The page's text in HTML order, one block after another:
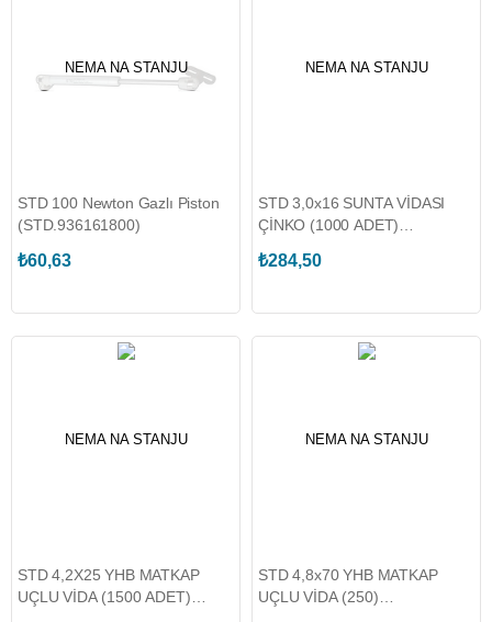
NEMA NA STANJU
STD 100 Newton Gazlı Piston
(STD.936161800)
₺60,63
NEMA NA STANJU
STD 3,0x16 SUNTA VİDASI
ÇİNKO (1000 ADET)
₺284,50
NEMA NA STANJU
STD 4,2X25 YHB MATKAP
UÇLU VİDA (1500 ADET)
NEMA NA STANJU
STD 4,8x70 YHB MATKAP
UÇLU VİDA (250)